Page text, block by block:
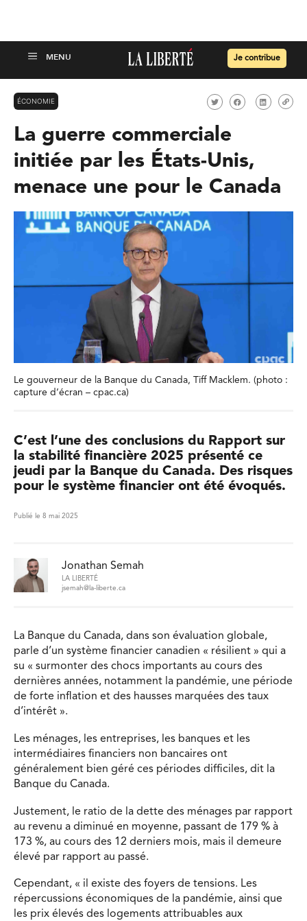
Je contribue
ÉCONOMIE
La guerre commerciale
initiée par les États-Unis,
menace une pour le Canada
Le gouverneur de la Banque du Canada, Tiff Macklem. (photo :
capture d’écran – cpac.ca)
C’est l’une des conclusions du Rapport sur
la stabilité financière 2025 présenté ce
jeudi par la Banque du Canada. Des risques
pour le système financier ont été évoqués.
Publié le 8 mai 2025
Jonathan Semah
LA LIBERTÉ
jsemah@la-liberte.ca
La Banque du Canada, dans son évaluation globale,
parle d’un système financier canadien « résilient » qui a
su « surmonter des chocs importants au cours des
dernières années, notamment la pandémie, une période
de forte inflation et des hausses marquées des taux
d’intérêt ».
Les ménages, les entreprises, les banques et les
intermédiaires financiers non bancaires ont
généralement bien géré ces périodes difficiles, dit la
Banque du Canada.
Justement, le ratio de la dette des ménages par rapport
au revenu a diminué en moyenne, passant de 179 % à
173 %, au cours des 12 derniers mois, mais il demeure
élevé par rapport au passé.
Cependant, « il existe des foyers de tensions. Les
répercussions économiques de la pandémie, ainsi que
les prix élevés des logements attribuables aux